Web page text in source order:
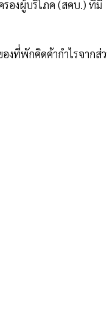
รองผู้บริโภค (สคบ.) ที่มี
งที่พักคิดค้ากำไรจากส่